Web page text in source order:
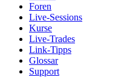
Foren
Live-Sessions
Kurse
Live-Trades
Link-Tipps
Glossar
Support